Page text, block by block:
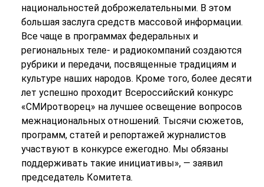
национальностей доброжелательными. В этом
большая заслуга средств массовой информации.
Все чаще в программах федеральных и
региональных теле- и радиокомпаний создаются
рубрики и передачи, посвященные традициям и
культуре наших народов. Кроме того, более десяти
лет успешно проходит Всероссийский конкурс
«СМИротворец» на лучшее освещение вопросов
межнациональных отношений. Тысячи сюжетов,
программ, статей и репортажей журналистов
участвуют в конкурсе ежегодно. Мы обязаны
поддерживать такие инициативы», — заявил
председатель Комитета.